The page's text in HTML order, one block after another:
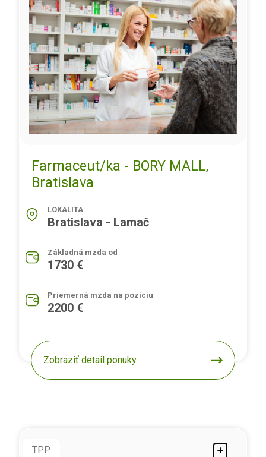
Farmaceut/ka - BORY MALL,
Bratislava
LOKALITA
Bratislava - Lamač
Základná mzda od
1730 €
Priemerná mzda na pozíciu
2200 €
Zobraziť detail ponuky
TPP